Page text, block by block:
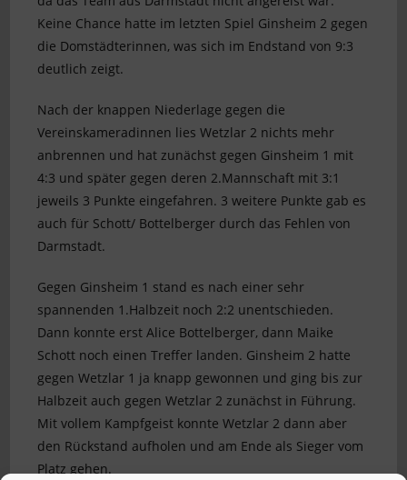
Keine Chance hatte im letzten Spiel Ginsheim 2 gegen
die Domstädterinnen, was sich im Endstand von 9:3
deutlich zeigt.
Nach der knappen Niederlage gegen die
Vereinskameradinnen lies Wetzlar 2 nichts mehr
anbrennen und hat zunächst gegen Ginsheim 1 mit
4:3 und später gegen deren 2.Mannschaft mit 3:1
jeweils 3 Punkte eingefahren. 3 weitere Punkte gab es
auch für Schott/ Bottelberger durch das Fehlen von
Darmstadt.
Gegen Ginsheim 1 stand es nach einer sehr
spannenden 1.Halbzeit noch 2:2 unentschieden.
Dann konnte erst Alice Bottelberger, dann Maike
Schott noch einen Treffer landen. Ginsheim 2 hatte
gegen Wetzlar 1 ja knapp gewonnen und ging bis zur
Halbzeit auch gegen Wetzlar 2 zunächst in Führung.
Mit vollem Kampfgeist konnte Wetzlar 2 dann aber
den Rückstand aufholen und am Ende als Sieger vom
Platz gehen.